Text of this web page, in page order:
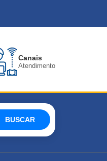
Canais
Atendimento
BUSCAR